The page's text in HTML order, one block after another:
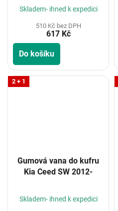
Skladem- ihned k expedici
510 Kč bez DPH
617 Kč
Do košíku
2 + 1
Gumová vana do kufru
Kia Ceed SW 2012-
Skladem- ihned k expedici